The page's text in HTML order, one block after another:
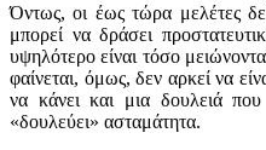
Όντως, οι έως τώρα μελέτες
μπορεί να δράσει
υψηλότερο είναι τόσο
φαίνεται, όμως, δεν αρκεί να
να κάνει και μια δουλειά
«δουλεύει» ασταμάτητα.